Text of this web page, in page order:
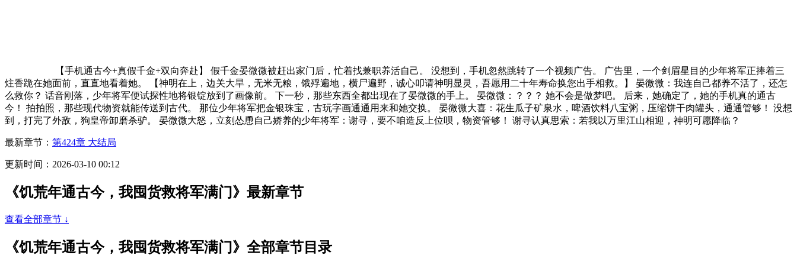
【手机通古今+真假千金+双向奔赴】 假千金晏微微被赶出家门后，忙着找兼职养活自己。 没想到，手机忽然跳转了一个视频广告。 广告里，一个剑眉星目的少年将军正捧着三
炷香跪在她面前，直直地看着她。 【神明在上，边关大旱，无米无粮，饿殍遍地，横尸遍野，诚心叩请神明显灵，吾愿用二十年寿命换您出手相救。】 晏微微：我连自己都养不活了，还怎
么救你？ 话音刚落，少年将军便试探性地将银锭放到了画像前。 下一秒，那些东西全都出现在了晏微微的手上。 晏微微：？？？ 她不会是做梦吧。 后来，她确定了，她的手机真的通古
今！ 拍拍照，那些现代物资就能传送到古代。 那位少年将军把金银珠宝，古玩字画通通用来和她交换。 晏微微大喜：花生瓜子矿泉水，啤酒饮料八宝粥，压缩饼干肉罐头，通通管够！ 没想
到，打完了外敌，狗皇帝卸磨杀驴。 晏微微大怒，立刻怂恿自己娇养的少年将军：谢寻，要不咱造反上位呗，物资管够！ 谢寻认真思索：若我以万里江山相迎，神明可愿降临？
最新章节： 第424章 大结局
更新时间：2026-03-10 00:12
《饥荒年通古今，我囤货救将军满门》最新章节
查看全部章节 ↓
《饥荒年通古今，我囤货救将军满门》全部章节目录